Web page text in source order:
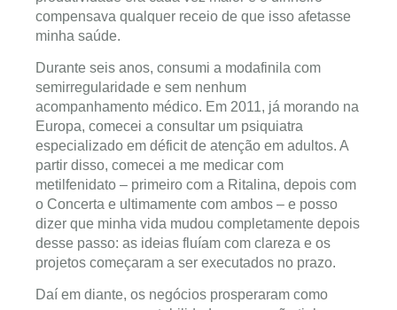
compensava qualquer receio de que isso afetasse
minha saúde.
Durante seis anos, consumi a modafinila com
semirregularidade e sem nenhum
acompanhamento médico. Em 2011, já morando na
Europa, comecei a consultar um psiquiatra
especializado em déficit de atenção em adultos. A
partir disso, comecei a me medicar com
metilfenidato – primeiro com a Ritalina, depois com
o Concerta e ultimamente com ambos – e posso
dizer que minha vida mudou completamente depois
desse passo: as ideias fluíam com clareza e os
projetos começaram a ser executados no prazo.
Daí em diante, os negócios prosperaram como